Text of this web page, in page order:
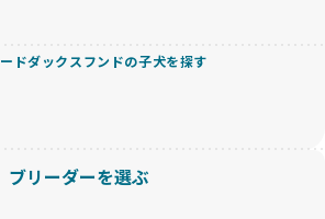
するという理念を共有するブリーダー
。これにより、ユーザーの皆さんに安
提供しています。
ンちゃんに優しい18の評価基準」は
確認を通じて厳しく評価しています。
の高い交配を行うこともあります。
トオークションは、流通過程でワンち
きな負担がかかります。このような環
的なしつけにも悪影響を与える可能性
ドダックスフンドの子犬を探す
ブリーダーを選ぶ